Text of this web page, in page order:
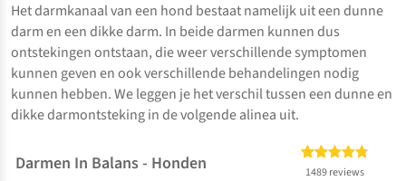
Het darmkanaal van een hond bestaat namelijk uit een dunne
darm en een dikke darm. In beide darmen kunnen dus
ontstekingen ontstaan, die weer verschillende symptomen
kunnen geven en ook verschillende behandelingen nodig
kunnen hebben. We leggen je het verschil tussen een dunne en
dikke darmontsteking in de volgende alinea uit.
Darmen In Balans - Honden
Gewaardeerd
1489
1489 reviews